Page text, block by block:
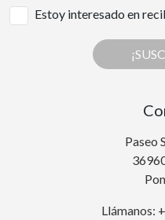
Estoy interesado en
Paseo
Llámanos: